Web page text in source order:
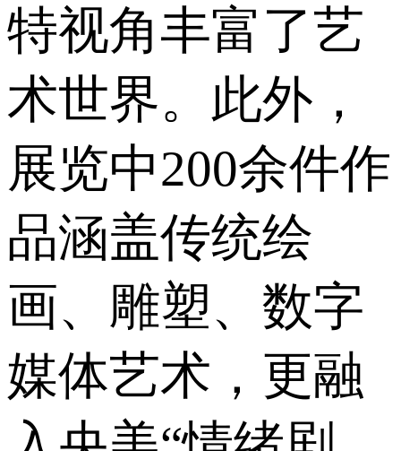
特视角丰富了艺
术世界。此外，
展览中200余件作
品涵盖传统绘
画、雕塑、数字
媒体艺术，更融